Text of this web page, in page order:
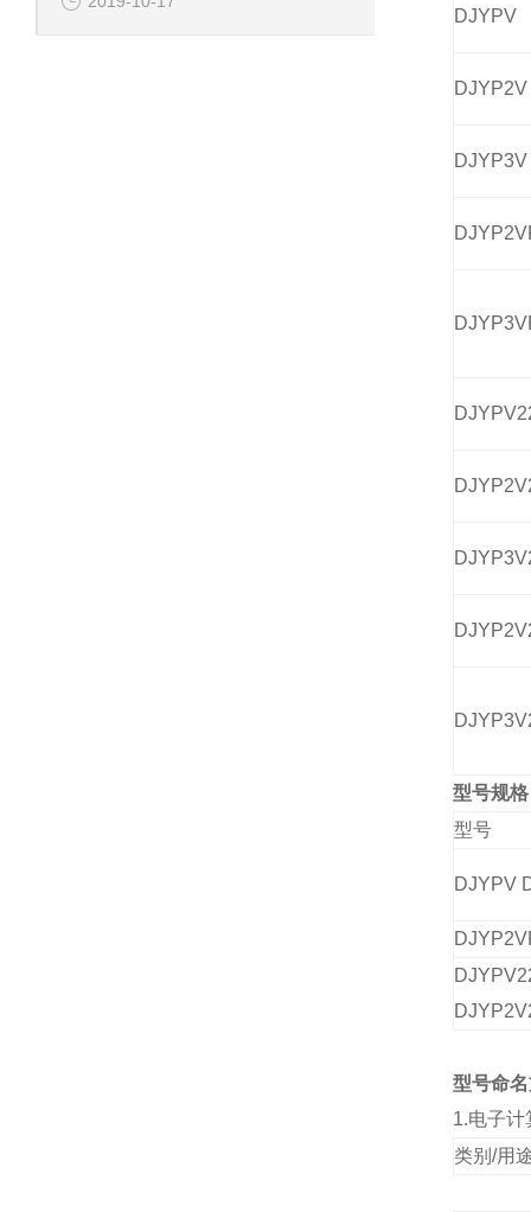
DJYPV
DJYP2V
DJYP3V
型号规格
型号
DJYPV
型号命
1.电子计
类别/用